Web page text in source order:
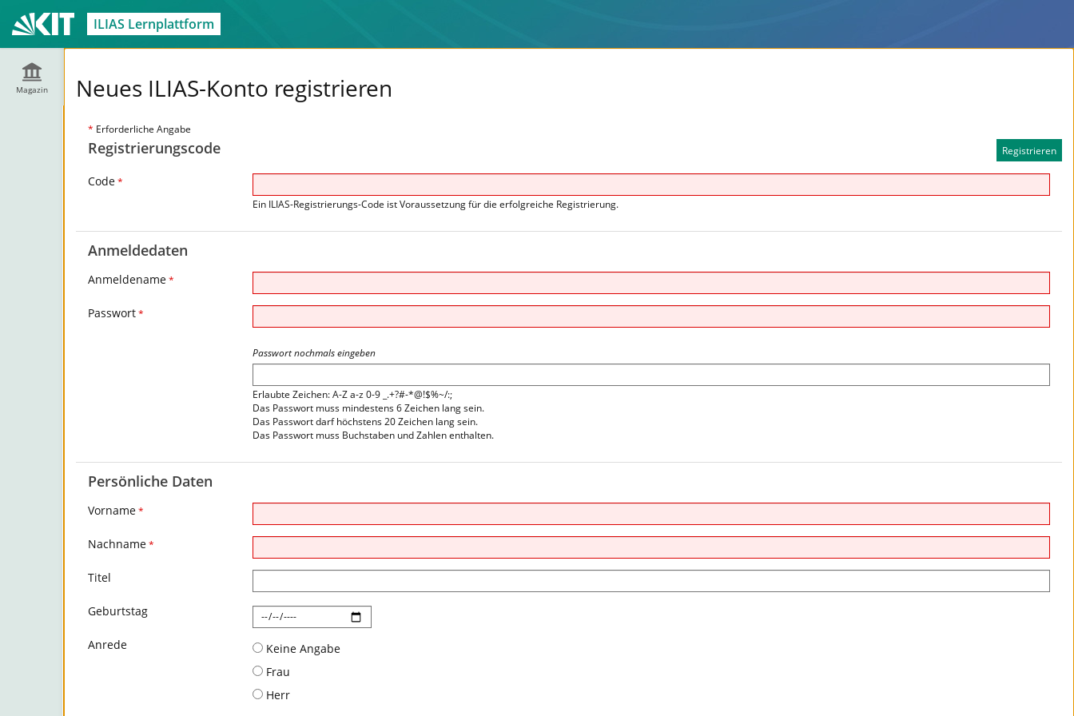
ILIAS Lernplattform
Magazin Neues ILIAS-Konto registrieren
* Erforderliche Angabe
Registrierungscode
Code*
Ein ILIAS-Registrierungs-Code ist Voraussetzung für die erfolgreiche Registrierung.
Anmeldedaten
Anmeldename*
Passwort*
Passwort nochmals eingeben
Erlaubte Zeichen: A-Z a-z 0-9 _.+?#-*@!$%~/:;
Das Passwort muss mindestens 6 Zeichen lang sein.
Das Passwort darf höchstens 20 Zeichen lang sein.
Das Passwort muss Buchstaben und Zahlen enthalten.
Persönliche Daten
Vorname*
Nachname*
Titel
Geburtstag
Anrede
Keine Angabe
Frau
Herr